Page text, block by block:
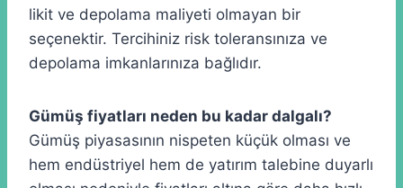
likit ve depolama maliyeti olmayan bir
seçenektir. Tercihiniz risk toleransınıza ve
depolama imkanlarınıza bağlıdır.
Gümüş fiyatları neden bu kadar dalgalı?
Gümüş piyasasının nispeten küçük olması ve
hem endüstriyel hem de yatırım talebine duyarlı